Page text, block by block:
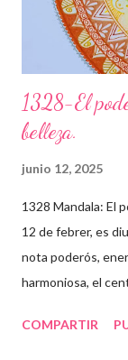
1328-El
belleza.
junio 12, 2025
1328 Mandala: El
12 de febrer, es
nota poderós,
harmoniosa, el
expandeix llum a
COMPARTIR